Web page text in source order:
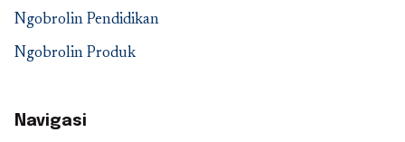
Ngobrolin Pendidikan
Ngobrolin Produk
Navigasi